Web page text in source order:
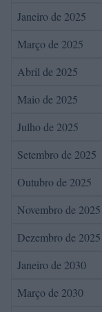
Janeiro de 2025
Março de 2025
Abril de 2025
Maio de 2025
Julho de 2025
Setembro de 2025
Outubro de 2025
Novembro de 2025
Dezembro de 2025
Janeiro de 2030
Março de 2030